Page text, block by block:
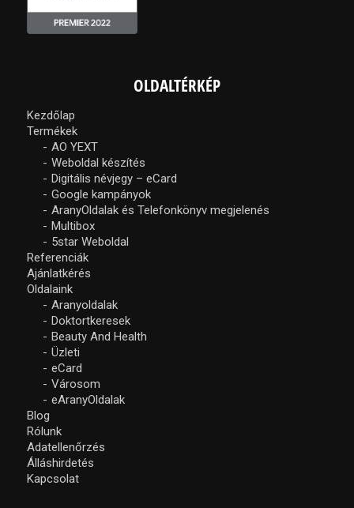
OLDALTÉRKÉP
Kezdőlap
Termékek
AO YEXT
Weboldal készítés
Digitális névjegy – eCard
Google kampányok
AranyOldalak és Telefonkönyv megjelenés
Multibox
5star Weboldal
Referenciák
Ajánlatkérés
Oldalaink
Aranyoldalak
Doktortkeresek
Beauty And Health
Üzleti
eCard
Városom
eAranyOldalak
Blog
Rólunk
Adatellenőrzés
Álláshirdetés
Kapcsolat